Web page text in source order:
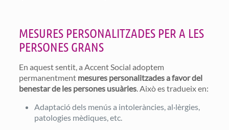
MESURES PERSONALITZADES PER A LES
PERSONES GRANS
En aquest sentit, a Accent Social adoptem
permanentment mesures personalitzades a favor del
benestar de les persones usuàries. Això es tradueix en:
Adaptació dels menús a intoleràncies, al·lèrgies,
patologies mèdiques, etc.